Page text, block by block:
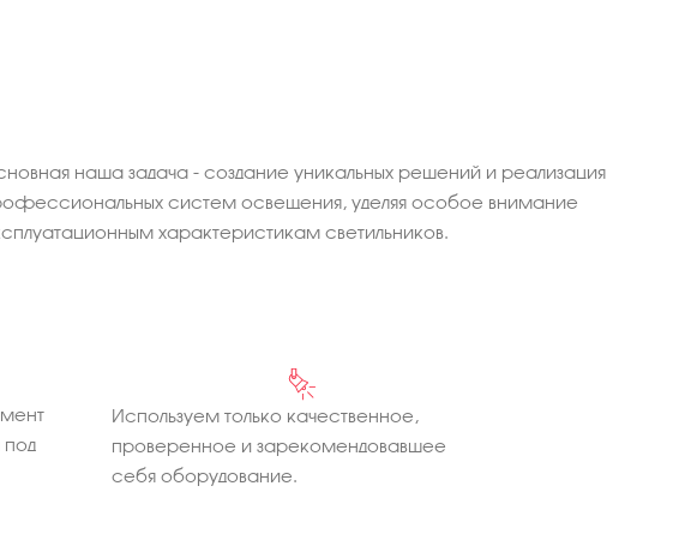
наша задача - создание уникальных решений и реализация
систем освещения, уделяя особое внимание
характеристикам светильников.
под
Используем только качественное,
проверенное и зарекомендовавшее
себя оборудование.